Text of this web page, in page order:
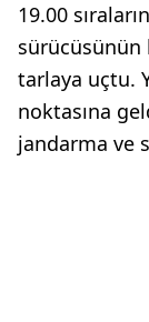
19.00
tarlaya uçtu.
noktasına
jandarma ve